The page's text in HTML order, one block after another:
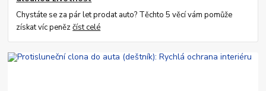
Chystáte se za pár let prodat auto? Těchto 5 věcí vám pomůže
získat víc penězčíst celé